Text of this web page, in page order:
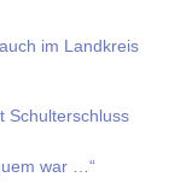
im Land­kreis
Schulterschluss
war …“